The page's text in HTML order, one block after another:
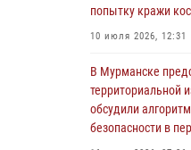
03 августа 2026,
Сотрудники
по
членов
преддверии
31 июля 2026, 08:48
попытку кражи
10 июля 2026, 12:31
В Мурманске
территориальной
обсудили
безопасности в